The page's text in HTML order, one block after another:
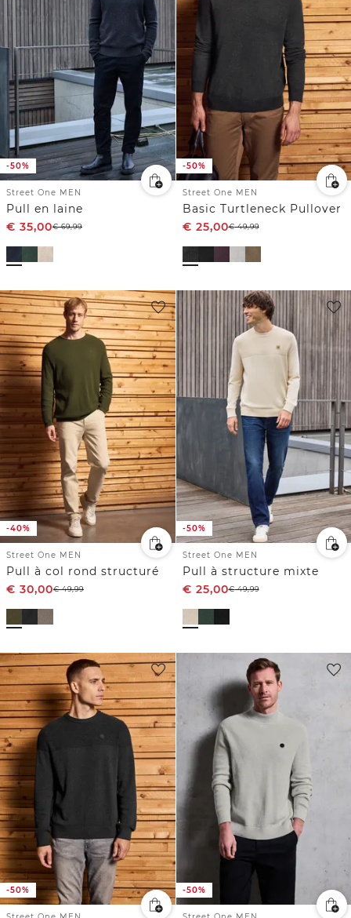
-50%
Street One MEN
Pull en laine
€ 35,00€69,99
-50%
Street One MEN
Basic Turtleneck Pullover
€ 25,00€49,99
-40%
Street One MEN
Pull à col rond structuré
€ 30,00€49,99
-50%
Street One MEN
Pull à structure mixte
€ 25,00€49,99
-50% -50%